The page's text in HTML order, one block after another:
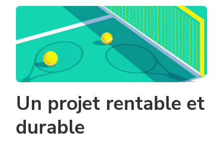
D’UN
COURT
DE
TENNIS
À
HYÈRES
EST
UN
Un projet rentable et
durable